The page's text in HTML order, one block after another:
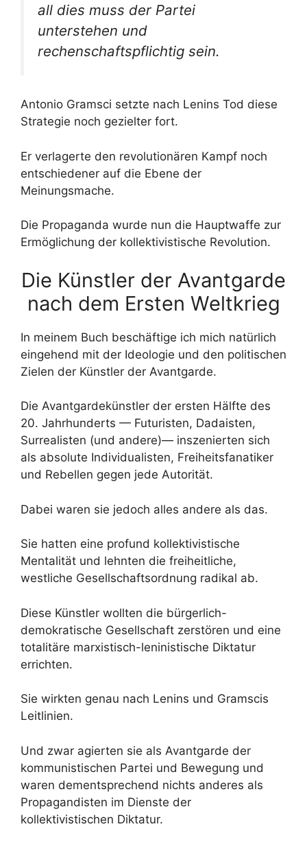
all dies muss der Partei
unterstehen und
rechenschaftspflichtig sein.
Antonio Gramsci setzte nach Lenins Tod diese
Strategie noch gezielter fort.
Er verlagerte den revolutionären Kampf noch
entschiedener auf die Ebene der
Meinungsmache.
Die Propaganda wurde nun die Hauptwaffe zur
Ermöglichung der kollektivistische Revolution.
Die Künstler der Avantgarde
nach dem Ersten Weltkrieg
In meinem Buch beschäftige ich mich natürlich
eingehend mit der Ideologie und den politischen
Zielen der Künstler der Avantgarde.
Die Avantgardekünstler der ersten Hälfte des
20. Jahrhunderts — Futuristen, Dadaisten,
Surrealisten (und andere)— inszenierten sich
als absolute Individualisten, Freiheitsfanatiker
und Rebellen gegen jede Autorität.
Dabei waren sie jedoch alles andere als das.
Sie hatten eine profund kollektivistische
Mentalität und lehnten die freiheitliche,
westliche Gesellschaftsordnung radikal ab.
Diese Künstler wollten die bürgerlich-
demokratische Gesellschaft zerstören und eine
totalitäre marxistisch-leninistische Diktatur
errichten.
Sie wirkten genau nach Lenins und Gramscis
Leitlinien.
Und zwar agierten sie als Avantgarde der
kommunistischen Partei und Bewegung und
waren dementsprechend nichts anderes als
Propagandisten im Dienste der
kollektivistischen Diktatur.